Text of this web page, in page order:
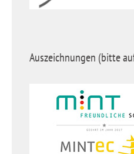
Auszeichnungen (bitte